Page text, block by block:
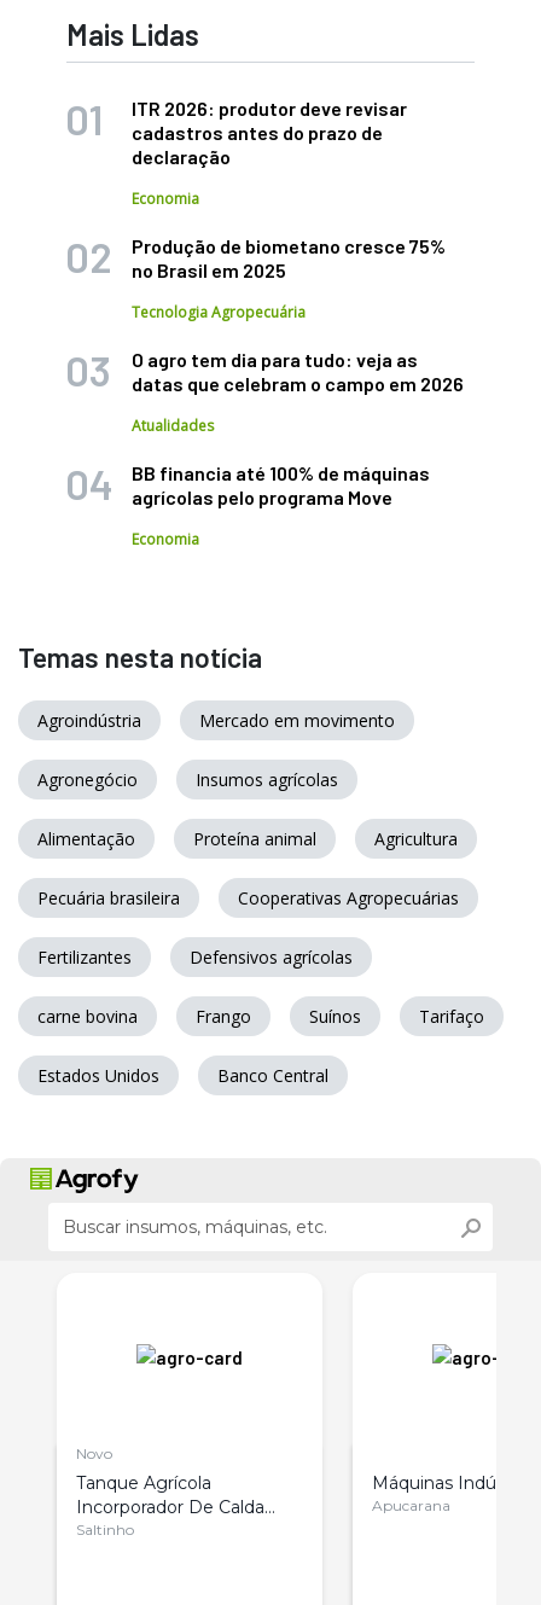
Mais Lidas
ITR 2026: produtor deve revisar
cadastros antes do prazo de
declaração
Economia
Produção de biometano cresce 75%
no Brasil em 2025
Tecnologia Agropecuária
O agro tem dia para tudo: veja as
datas que celebram o campo em 2026
Atualidades
BB financia até 100% de máquinas
agrícolas pelo programa Move
Economia
Temas nesta notícia
Agroindústria Mercado em movimento
Agronegócio Insumos agrícolas
Alimentação Proteína animal Agricultura
Pecuária brasileira Cooperativas Agropecuárias
Fertilizantes Defensivos agrícolas
carne bovina Frango Suínos Tarifaço
Estados Unidos Banco Central
Novo
Tanque Agrícola
Incorporador De Calda
12500- Tecmesteel
Saltinho
Máquinas Indústria
Apucarana